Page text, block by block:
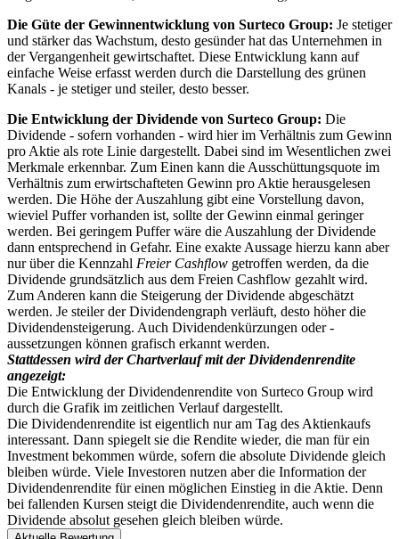
Die Güte der Gewinnentwicklung von Surteco Group: Je stetiger
und stärker das Wachstum, desto gesünder hat das Unternehmen in
der Vergangenheit gewirtschaftet. Diese Entwicklung kann auf
einfache Weise erfasst werden durch die Darstellung des grünen
Kanals - je stetiger und steiler, desto besser.
Die Entwicklung der Dividende von Surteco Group: Die
Dividende - sofern vorhanden - wird hier im Verhältnis zum Gewinn
pro Aktie als rote Linie dargestellt. Dabei sind im Wesentlichen zwei
Merkmale erkennbar. Zum Einen kann die Ausschüttungsquote im
Verhältnis zum erwirtschafteten Gewinn pro Aktie herausgelesen
werden. Die Höhe der Auszahlung gibt eine Vorstellung davon,
wieviel Puffer vorhanden ist, sollte der Gewinn einmal geringer
werden. Bei geringem Puffer wäre die Auszahlung der Dividende
dann entsprechend in Gefahr. Eine exakte Aussage hierzu kann aber
nur über die Kennzahl Freier Cashflow getroffen werden, da die
Dividende grundsätzlich aus dem Freien Cashflow gezahlt wird.
Zum Anderen kann die Steigerung der Dividende abgeschätzt
werden. Je steiler der Dividendengraph verläuft, desto höher die
Dividendensteigerung. Auch Dividendenkürzungen oder -
aussetzungen können grafisch erkannt werden.
Stattdessen wird der Chartverlauf mit der Dividendenrendite
angezeigt:
Die Entwicklung der Dividendenrendite von Surteco Group wird
durch die Grafik im zeitlichen Verlauf dargestellt.
Die Dividendenrendite ist eigentlich nur am Tag des Aktienkaufs
interessant. Dann spiegelt sie die Rendite wieder, die man für ein
Investment bekommen würde, sofern die absolute Dividende gleich
bleiben würde. Viele Investoren nutzen aber die Information der
Dividendenrendite für einen möglichen Einstieg in die Aktie. Denn
bei fallenden Kursen steigt die Dividendenrendite, auch wenn die
Dividende absolut gesehen gleich bleiben würde.